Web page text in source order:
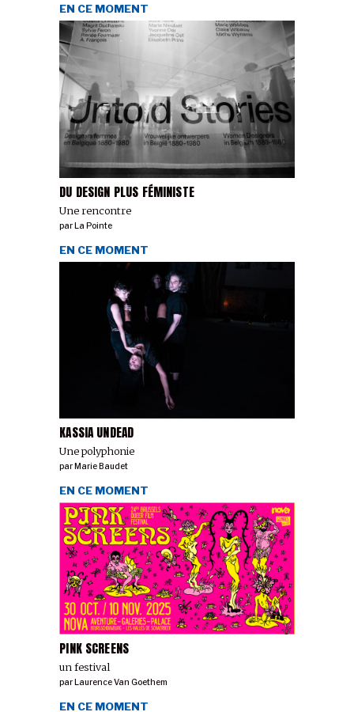
DU DESIGN PLUS FÉMINISTE
Une rencontre
EN CE MOMENT
parLa Pointe
KASSIA UNDEAD
Une polyphonie
EN CE MOMENT
parMarie Baudet
PINK SCREENS
un festival
EN CE MOMENT
par Laurence Van Goethem
EN CE MOMENT